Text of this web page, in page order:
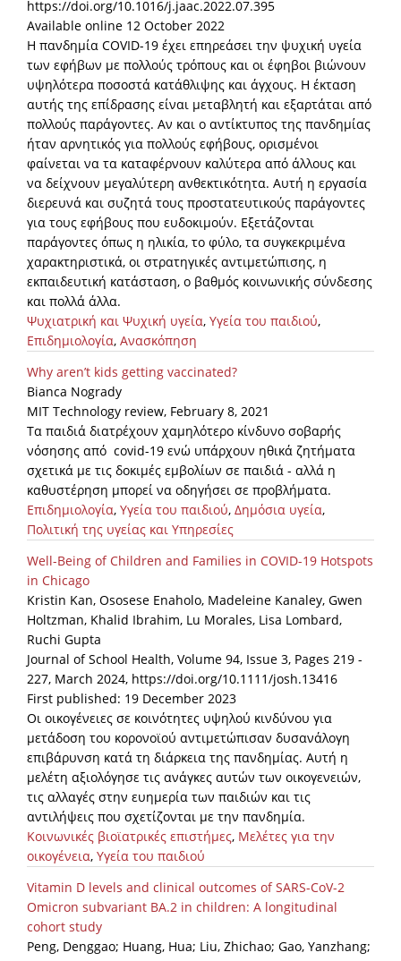
https://doi.org/10.1016/j.jaac.2022.07.395
Available online 12 October 2022
Η πανδημία COVID-19 έχει επηρεάσει την ψυχική υγεία
των εφήβων με πολλούς τρόπους και οι έφηβοι βιώνουν
υψηλότερα ποσοστά κατάθλιψης και άγχους. Η έκταση
αυτής της επίδρασης είναι μεταβλητή και εξαρτάται από
πολλούς παράγοντες. Αν και ο αντίκτυπος της πανδημίας
ήταν αρνητικός για πολλούς εφήβους, ορισμένοι
φαίνεται να τα καταφέρνουν καλύτερα από άλλους και
να δείχνουν μεγαλύτερη ανθεκτικότητα. Αυτή η εργασία
διερευνά και συζητά τους προστατευτικούς παράγοντες
για τους εφήβους που ευδοκιμούν. Εξετάζονται
παράγοντες όπως η ηλικία, το φύλο, τα συγκεκριμένα
χαρακτηριστικά, οι στρατηγικές αντιμετώπισης, η
εκπαιδευτική κατάσταση, ο βαθμός κοινωνικής σύνδεσης
και πολλά άλλα.
Ψυχιατρική και Ψυχική υγεία, Υγεία του παιδιού,
Επιδημιολογία, Ανασκόπηση
Why aren’t kids getting vaccinated?
Bianca Nogrady
MIT Technology review, February 8, 2021
Τα παιδιά διατρέχουν χαμηλότερο κίνδυνο σοβαρής
νόσησης από covid-19 ενώ υπάρχουν ηθικά ζητήματα
σχετικά με τις δοκιμές εμβολίων σε παιδιά - αλλά η
καθυστέρηση μπορεί να οδηγήσει σε προβλήματα.
Επιδημιολογία, Υγεία του παιδιού, Δημόσια υγεία,
Πολιτική της υγείας και Υπηρεσίες
Well-Being of Children and Families in COVID-19 Hotspots
in Chicago
Kristin Kan, Ososese Enaholo, Madeleine Kanaley, Gwen
Holtzman, Khalid Ibrahim, Lu Morales, Lisa Lombard,
Ruchi Gupta
Journal of School Health, Volume 94, Issue 3, Pages 219 -
227, March 2024, https://doi.org/10.1111/josh.13416
First published: 19 December 2023
Οι οικογένειες σε κοινότητες υψηλού κινδύνου για
μετάδοση του κορονοϊού αντιμετώπισαν δυσανάλογη
επιβάρυνση κατά τη διάρκεια της πανδημίας. Αυτή η
μελέτη αξιολόγησε τις ανάγκες αυτών των οικογενειών,
τις αλλαγές στην ευημερία των παιδιών και τις
αντιλήψεις που σχετίζονται με την πανδημία.
Κοινωνικές βιοϊατρικές επιστήμες, Μελέτες για την
οικογένεια, Υγεία του παιδιού
Vitamin D levels and clinical outcomes of SARS-CoV-2
Omicron subvariant BA.2 in children: A longitudinal
cohort study
Peng, Denggao; Huang, Hua; Liu, Zhichao; Gao, Yanzhang;